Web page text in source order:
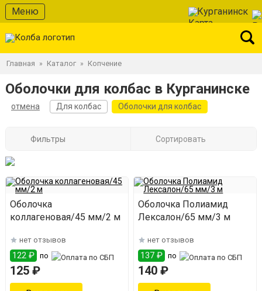
Меню Курганинск
Главная » Каталог » Копчение
Оболочки для колбас в Курганинске
отмена Для колбас Оболочки для колбас
Фильтры Сортировать
Оболочка
коллагеновая/45 мм/2 м
нет отзывов
122 ₽ по
125 ₽
Оболочка Полиамид
Лексалон/65 мм/3 м
нет отзывов
137 ₽ по
140 ₽